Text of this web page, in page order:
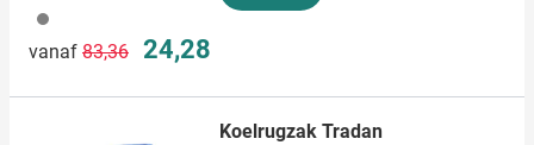
003
vanaf Normale prijs
83,36 Speciale prijs
24,28
Koelrugzak Tradan